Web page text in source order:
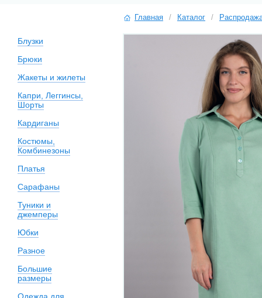
Блузки
Брюки
Жакеты и жилеты
Капри, Леггинсы,
Шорты
Кардиганы
Костюмы,
Комбинезоны
Платья
Сарафаны
Туники и
джемперы
Юбки
Разное
Большие
размеры
Главная / Каталог /